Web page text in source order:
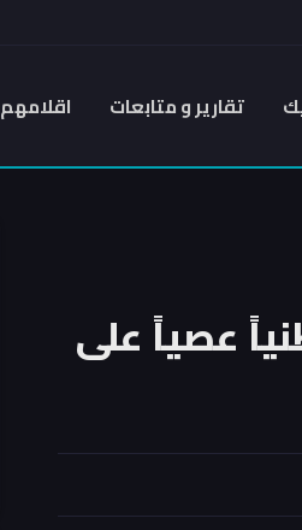
تقارير و متابعات اقلامهم
عصياً على